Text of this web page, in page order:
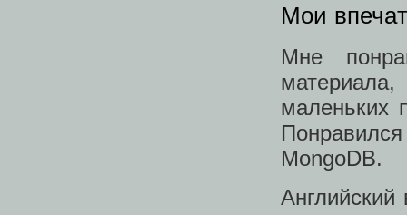
Мои
Мне
маленьких
MongoDB.